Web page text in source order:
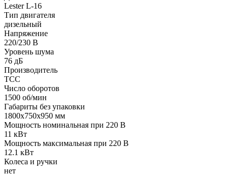
Lester L-16
Тип двигателя
дизельный
Напряжение
220/230 В
Уровень шума
76 дБ
Производитель
ТСС
Число оборотов
1500 об/мин
Габариты без упаковки
1800х750х950 мм
Мощность номинальная при 220 В
11 кВт
Мощность максимальная при 220 В
12.1 кВт
Колеса и ручки
нет